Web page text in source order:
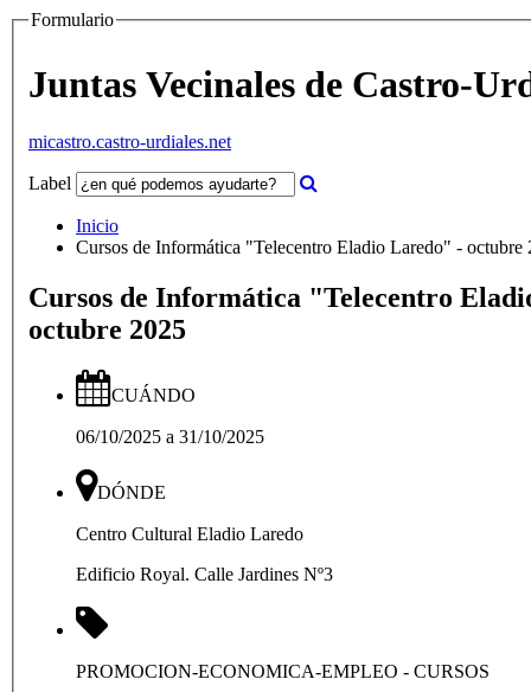
Formulario
Juntas Vecinales de Castro-
micastro.castro-urdiales.net
Label
Inicio
Cursos de Informática "Telecentro Eladio Laredo" - octubre
Cursos de Informática "Telecentro
octubre 2025
CUÁNDO
06/10/2025 a 31/10/2025
DÓNDE
Centro Cultural Eladio Laredo
Edificio Royal. Calle Jardines Nº3
PROMOCION-ECONOMICA-EMPLEO - CURSOS